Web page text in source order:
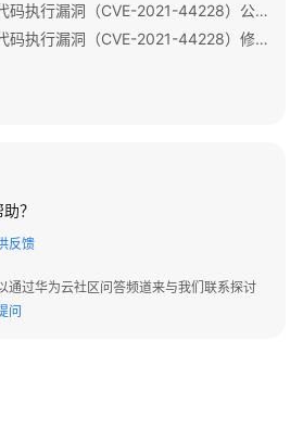
Apache Log4j2 远程代码执行漏洞（CVE-2021-44228）公告
Apache Log4j2 远程代码执行漏洞（CVE-2021-44228）修复指导
？
反馈
通过华为云社区问答频道来与我们联系探讨
问